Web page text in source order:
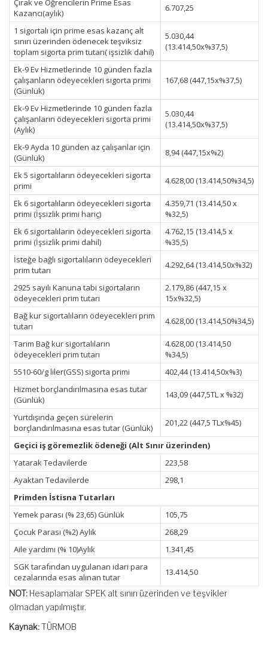
Çırak ve Öğrencilerin Prime Esas
Kazancı(aylık)
6.707,25
1 sigortalı için prime esas kazanç alt
sınırı üzerinden ödenecek teşviksiz
toplam sigorta prim tutarı( işsizlik dahil)
5.030,44
(13.414,50x%37,5)
Ek-9 Ev Hizmetlerinde 10 günden fazla
çalışanların ödeyecekleri sigorta primi
(Günlük)
167,68 (447,15x%37,5)
Ek-9 Ev Hizmetlerinde 10 günden fazla
çalışanların ödeyecekleri sigorta primi
(Aylık)
5.030,44
(13.414,50x%37,5)
Ek-9 Ayda 10 günden az çalışanlar için
(Günlük)
8,94 (447,15x%2)
Ek 5 sigortalıların ödeyecekleri sigorta
primi
4.628,00 (13.414,50%34,5)
Ek 6 sigortalıların ödeyecekleri sigorta
primi (İşsizlik primi hariç)
4.359,71 (13.414,50 x
%32,5)
Ek 6 sigortalıların ödeyecekleri sigorta
primi (İşsizlik primi dahil)
4.762,15 (13.414,5 x
%35,5)
İsteğe bağlı sigortalıların ödeyecekleri
prim tutarı
4.292,64 (13.414,50x%32)
2925 sayılı Kanuna tabi sigortaların
ödeyecekleri prim tutarı
2.179,86 (447,15 x
15x%32,5)
Bağ kur sigortalıların ödeyecekleri prim
tutarı
4.628,00 (13.414,50%34,5)
Tarım Bağ kur sigortalıların
ödeyecekleri prim tutarı
4.628,00 (13.414,50
%34,5)
5510-60/g liler(GSS) sigorta primi
402,44 (13.414,50x%3)
Hizmet borçlandırılmasına esas tutar
(Günlük)
143,09 (447,5TL x %32)
Yurtdışında geçen sürelerin
borçlandırılmasına esas tutar (Günlük)
201,22 (447,5 TLx%45)
Geçici iş göremezlik ödeneği (Alt Sınır üzerinden)
Yatarak Tedavilerde
223,58
Ayaktan Tedavilerde
298,1
Primden İstisna Tutarları
Yemek parası (% 23,65) Günlük
105,75
Çocuk Parası (%2) Aylık
268,29
Aile yardımı (% 10)Aylık
1.341,45
SGK tarafından uygulanan idari para
cezalarında esas alınan tutar
13.414,50
NOT: Hesaplamalar SPEK alt sınırı üzerinden ve teşvikler
olmadan yapılmıştır.
Kaynak:TÜRMOB